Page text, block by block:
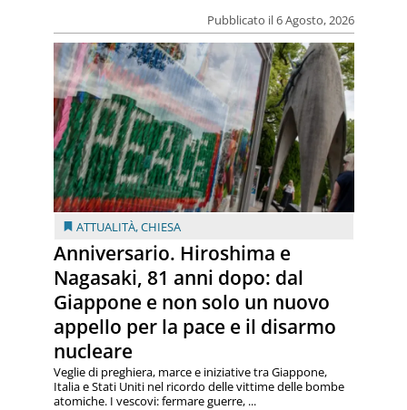
Pubblicato il 6 Agosto, 2026
ATTUALITÀ,CHIESA
Anniversario. Hiroshima e
Nagasaki, 81 anni dopo: dal
Giappone e non solo un nuovo
appello per la pace e il disarmo
nucleare
Veglie di preghiera, marce e iniziative tra Giappone,
Italia e Stati Uniti nel ricordo delle vittime delle bombe
atomiche. I vescovi: fermare guerre, ...